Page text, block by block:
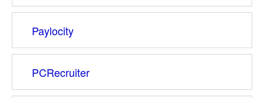
Paylocity
PCRecruiter